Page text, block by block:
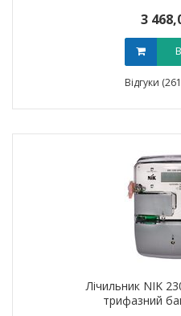
3
Відгуки
Лічильник NIK
трифазний